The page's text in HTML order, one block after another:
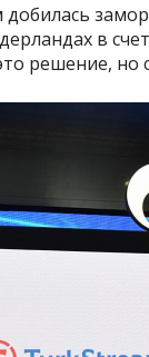
в
решение, но